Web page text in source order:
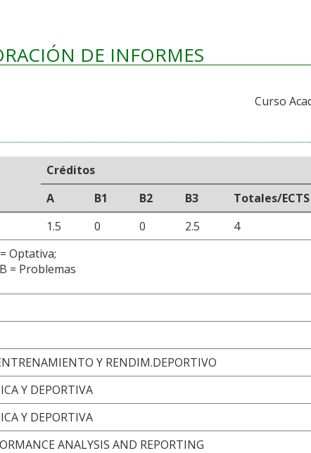
DE INFORMES
Curso
Créditos
A
B1 B2 B3 Totales/ECTS
Optativa;
= Problemas
1.5 0 0 2.5 4
Y RENDIM.DEPORTIVO
Y DEPORTIVA
Y DEPORTIVA
ANALYSIS AND REPORTING